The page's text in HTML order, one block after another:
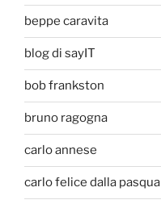
beppe caravita
blog di sayIT
bob frankston
bruno ragogna
carlo annese
carlo felice dalla pasqua